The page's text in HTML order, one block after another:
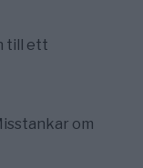
till ett
om